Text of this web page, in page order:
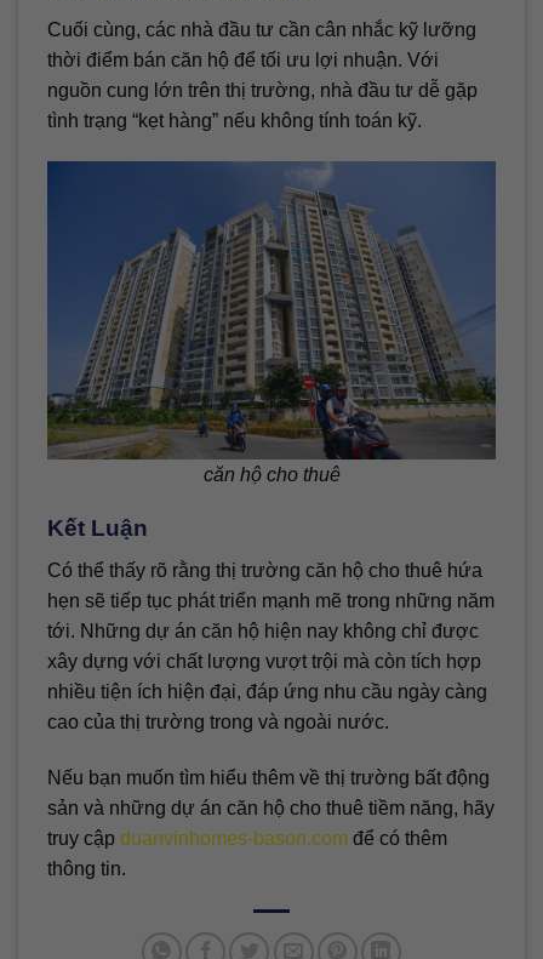
Cuối cùng, các nhà đầu tư cần cân nhắc kỹ lưỡng
thời điểm bán căn hộ để tối ưu lợi nhuận. Với
nguồn cung lớn trên thị trường, nhà đầu tư dễ gặp
tình trạng “kẹt hàng” nếu không tính toán kỹ.
căn hộ cho thuê
Kết Luận
Có thể thấy rõ rằng thị trường căn hộ cho thuê hứa
hẹn sẽ tiếp tục phát triển mạnh mẽ trong những năm
tới. Những dự án căn hộ hiện nay không chỉ được
xây dựng với chất lượng vượt trội mà còn tích hợp
nhiều tiện ích hiện đại, đáp ứng nhu cầu ngày càng
cao của thị trường trong và ngoài nước.
Nếu bạn muốn tìm hiểu thêm về thị trường bất động
sản và những dự án căn hộ cho thuê tiềm năng, hãy
truy cập duanvinhomes-bason.com để có thêm
thông tin.